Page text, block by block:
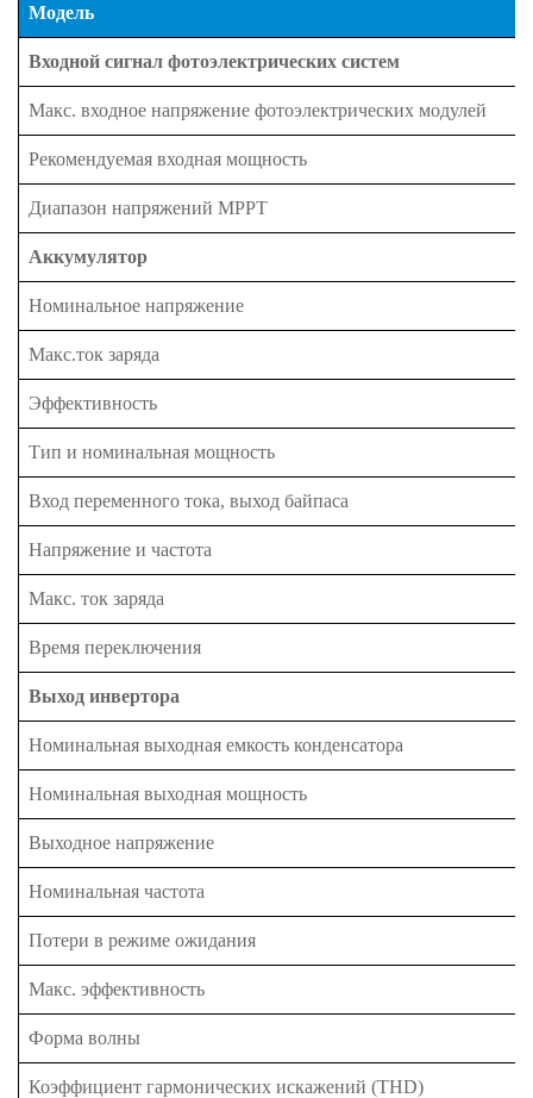
Модель
Входной сигнал фотоэлектрических систем
Макс. входное напряжение фотоэлектрических модулей
Рекомендуемая входная мощность
Диапазон напряжений MPPT
Аккумулятор
Номинальное напряжение
Макс.ток заряда
Эффективность
Тип и номинальная мощность
Вход переменного тока, выход байпаса
Напряжение и частота
Макс. ток заряда
Время переключения
Выход инвертора
Номинальная выходная емкость конденсатора
Номинальная выходная мощность
Выходное напряжение
Номинальная частота
Потери в режиме ожидания
Макс. эффективность
Форма волны
Коэффициент гармонических искажений (THD)